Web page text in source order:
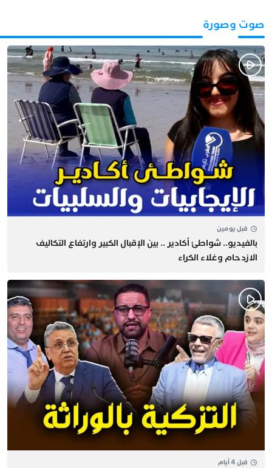
صوت وصورة
قبل يومين
بالفيديو.. شواطئ أكادير .. بين الإقبال الكبير وارتفاع التكاليف
الازدحام وغلاء الكراء
قبل 4 أيام